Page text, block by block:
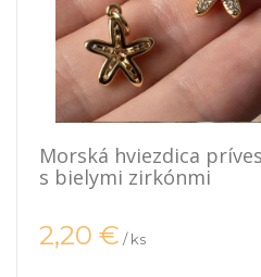
Morská hviezdica
s bielymi zirkónmi
2,20 € / ks